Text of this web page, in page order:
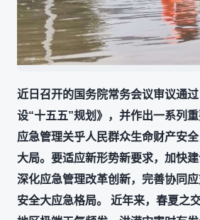
近日召开的国务院常务会议审议通
设“十五五”规划》，并作出一系列重
应急管理关乎人民群众生命财产安
大局。要适应新形势新要求，加快建
深化应急管理改革创新，完善协同
安全大应急格局。 近年来，春夏之